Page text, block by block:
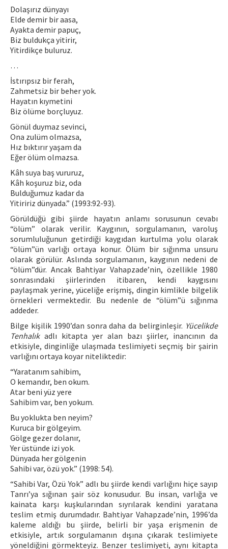
Dolaşırız dünyayı
Elde demir bir aasa,
Ayakta demir papuç,
Biz buldukça yitirir,
Yitirdikçe buluruz.
…
İstırıpsız bir ferah,
Zahmetsiz bir beher yok.
Hayatın kıymetini
Biz ölüme borçluyuz.
Gönül duymaz sevinci,
Ona zulüm olmazsa,
Hız bıktırır yaşam da
Eğer ölüm olmazsa.
Kâh suya baş vururuz,
Kâh koşuruz biz, oda
Bulduğumuz kadar da
Yitiririz dünyada.” (1993:92-93).
Görüldüğü gibi şiirde hayatın anlamı sorusunun cevabı
“ölüm” olarak verilir. Kaygının, sorgulamanın, varoluş
sorumluluğunun getirdiği kaygıdan kurtulma yolu olarak
“ölüm”ün varlığı ortaya konur. Ölüm bir sığınma unsuru
olarak görülür. Aslında sorgulamanın, kaygının nedeni de
“ölüm”dür. Ancak Bahtiyar Vahapzade’nin, özellikle 1980
sonrasındaki şiirlerinden itibaren, kendi kaygısını
paylaşmak yerine, yüceliğe erişmiş, dingin kimlikle bilgelik
örnekleri vermektedir. Bu nedenle de “ölüm”ü sığınma
addeder.
Bilge kişilik 1990’dan sonra daha da belirginleşir. Yücelikde
Tenhalıkadlı kitapta yer alan bazı şiirler, inancının da
etkisiyle, dinginliğe ulaşmada teslimiyeti seçmiş bir şairin
varlığını ortaya koyar niteliktedir:
“Yaratanım sahibim,
O kemandır, ben okum.
Atar beni yüz yere
Sahibim var, ben yokum.
Bu yoklukta ben neyim?
Kuruca bir gölgeyim.
Gölge gezer dolanır,
Yer üstünde izi yok.
Dünyada her gölgenin
Sahibi var, özü yok.” (1998: 54).
“Sahibi Var, Özü Yok” adlı bu şiirde kendi varlığını hiçe sayıp
Tanrı’ya sığınan şair söz konusudur. Bu insan, varlığa ve
kainata karşı kuşkularından sıyrılarak kendini yaratana
teslim etmiş durumdadır. Bahtiyar Vahapzade’nin, 1996’da
kaleme aldığı bu şiirde, belirli bir yaşa erişmenin de
etkisiyle, artık sorgulamanın dışına çıkarak teslimiyete
yöneldiğini görmekteyiz. Benzer teslimiyeti, aynı kitapta